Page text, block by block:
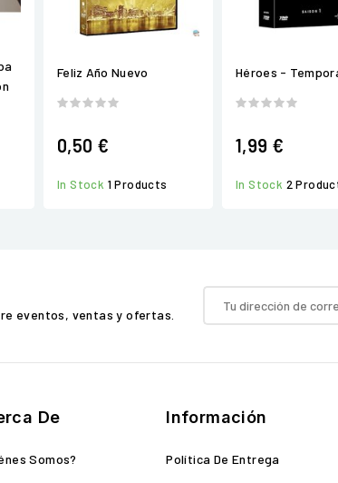
Feliz Año Nuevo
0,50 €
In Stock 1 Products
Héroes -
1,99 €
In Stock 2
eventos, ventas y ofertas.
De
Somos?
Información
Política De Entrega